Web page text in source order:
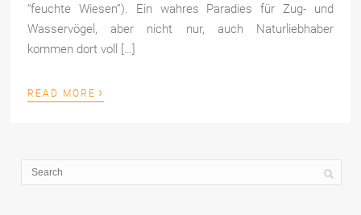
“feuchte Wiesen”). Ein wahres Paradies für Zug- und
Wasservögel, aber nicht nur, auch Naturliebhaber
kommen dort voll […]
READ MORE ›